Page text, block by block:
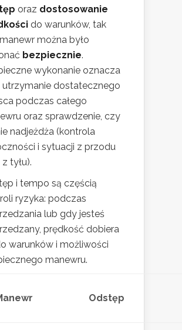
oraz dostosowanie
do warunków, tak
można było
bezpiecznie.
wykonanie oznacza
utrzymanie dostatecznego
podczas całego
oraz sprawdzenie, czy
nadjeżdża (kontrola
i sytuacji z przodu
tyłu).
i tempo są częścią
ryzyka: podczas
lub gdy jesteś
prędkość dobiera
warunków i możliwości
manewru.
Odstęp